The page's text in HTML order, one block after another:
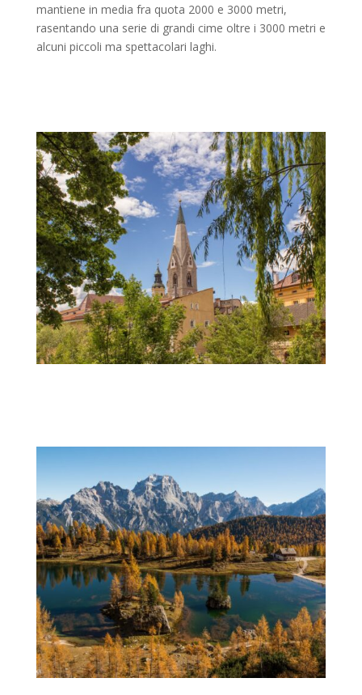
mantiene in media fra quota 2000 e 3000 metri,
rasentando una serie di grandi cime oltre i 3000 metri e
alcuni piccoli ma spettacolari laghi.